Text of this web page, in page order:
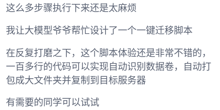
这么多步骤执行下来还是太麻烦
我让大模型爷爷帮忙设计了一个一键迁移脚本
在反复打磨之下，这个脚本体验还是非常不错的，
一百多行的代码可以实现自动识别数据卷，自动打
包成大文件夹并复制到目标服务器
有需要的同学可以试试